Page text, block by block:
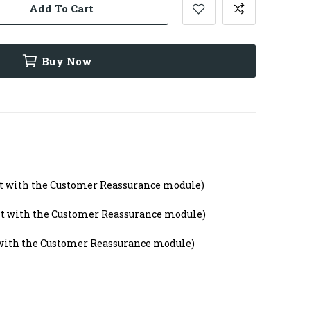
Add To Cart
Buy Now
with the Customer Reassurance module)
with the Customer Reassurance module)
the Customer Reassurance module)